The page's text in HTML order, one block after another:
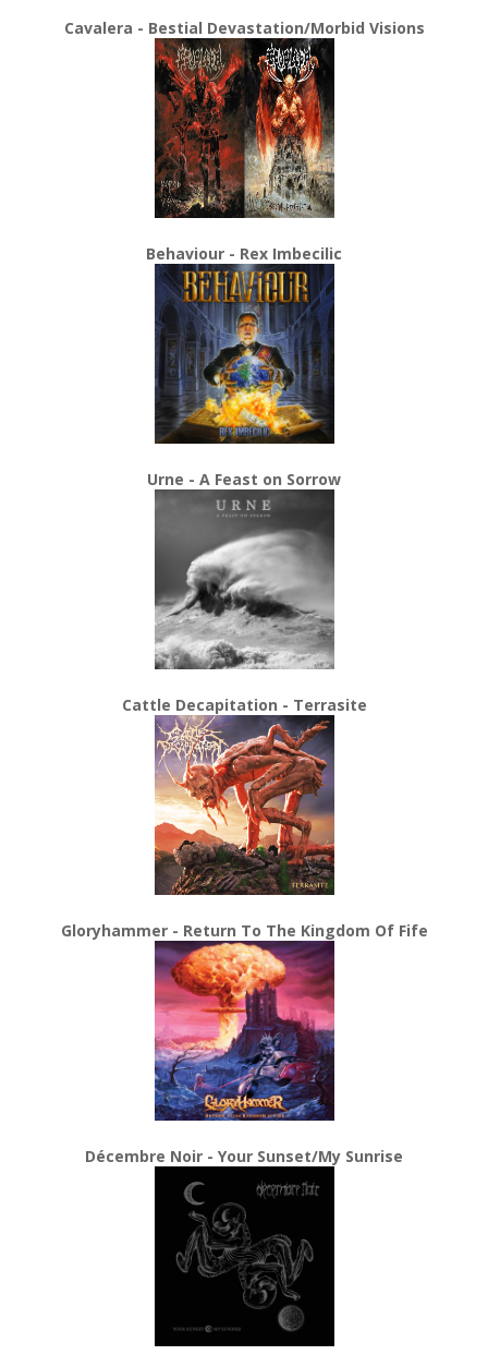
Cavalera - Bestial Devastation/Morbid Visions
Behaviour - Rex Imbecilic
Urne - A Feast on Sorrow
Cattle Decapitation - Terrasite
Gloryhammer - Return To The Kingdom Of Fife
Décembre Noir - Your Sunset/My Sunrise